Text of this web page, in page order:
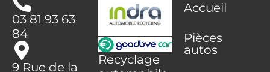
03 81 93 63
84
9 Rue de la
Recyclage
Accueil
Pièces
autos